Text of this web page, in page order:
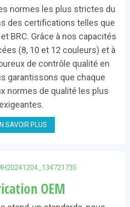
normes les plus strictes du
des certifications telles que
et BRC. Grâce à nos capacités
(8, 10 et 12 couleurs) et à
de contrôle qualité en
garantissons que chaque
normes de qualité les plus
exigeantes.
SAVOIR PLUS
OEM